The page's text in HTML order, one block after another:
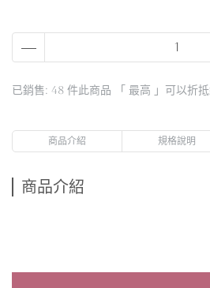
已銷售: 48 件此商品 「 最高 」可以折抵
商品介紹 規格說明
商品介紹